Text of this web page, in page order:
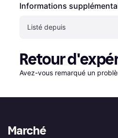
Informations
Listé depuis
Retour
Avez-vous remarqué un
Marché